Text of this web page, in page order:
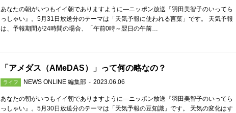
あなたの朝がいつもイイ朝でありますように—ニッポン放送『羽田美智子のいってら
っしゃい』。5月31日放送分のテーマは「天気予報に使われる言葉」です。 天気予報
は、予報期間が24時間の場合、「午前0時～翌日の午前…
「アメダス（AMeDAS）」って何の略なの？
ライフ NEWS ONLINE 編集部 2023.06.06
あなたの朝がいつもイイ朝でありますように—ニッポン放送『羽田美智子のいってら
っしゃい』。5月30日放送分のテーマは「天気予報の豆知識」です。 天気の変化はす